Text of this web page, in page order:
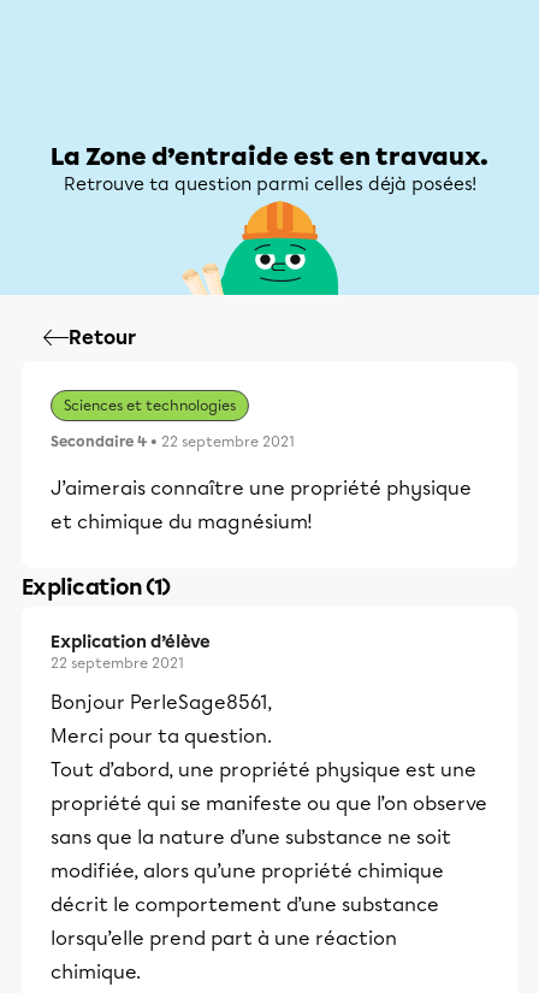
La Zone d’entraide est en travaux.
Retrouve ta question parmi celles déjà posées!
Retour
Sciences et technologies
Secondaire 4 • 22 septembre 2021
J’aimerais connaître une propriété physique
et chimique du magnésium!
Explication (1)
Explication d’élève
22 septembre 2021
Bonjour PerleSage8561,
Merci pour ta question.
Tout d’abord, une propriété physique est une
propriété qui se manifeste ou que l’on observe
sans que la nature d’une substance ne soit
modifiée, alors qu’une propriété chimique
décrit le comportement d’une substance
lorsqu’elle prend part à une réaction
chimique.